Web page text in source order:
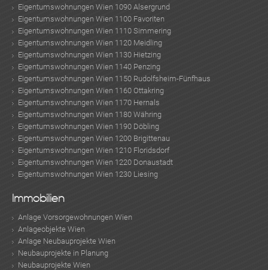
Eigentumswohnungen Wien 1090 Alsergrund
Eigentumswohnungen Wien 1100 Favoriten
Eigentumswohnungen Wien 1110 Simmering
Eigentumswohnungen Wien 1120 Meidling
Eigentumswohnungen Wien 1130 Hietzing
Eigentumswohnungen Wien 1140 Penzing
Eigentumswohnungen Wien 1150 Rudolfsheim-Fünfhaus
Eigentumswohnungen Wien 1160 Ottakring
Eigentumswohnungen Wien 1170 Hernals
Eigentumswohnungen Wien 1180 Währing
Eigentumswohnungen Wien 1190 Döbling
Eigentumswohnungen Wien 1200 Brigittenau
Eigentumswohnungen Wien 1210 Floridsdorf
Eigentumswohnungen Wien 1220 Donaustadt
Eigentumswohnungen Wien 1230 Liesing
Immobilien
Anlage Vorsorgewohnungen Wien
Anlageobjekte Wien
Anlage Neubauprojekte Wien
Neubauprojekte in Planung
Neubauprojekte Wien